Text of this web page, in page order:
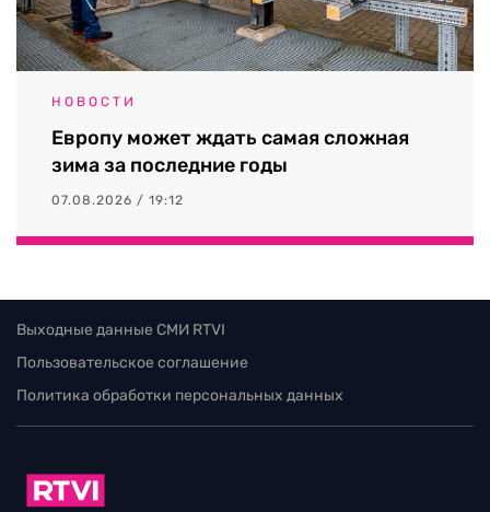
НОВОСТИ
Европу может ждать самая сложная
зима за последние годы
07.08.2026 / 19:12
Выходные данные СМИ RTVI
Пользовательское соглашение
Политика обработки персональных данных